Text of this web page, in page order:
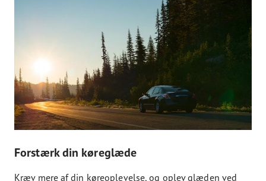
Forstærk din køreglæde
Kræv mere af din køreoplevelse, og oplev glæden ved